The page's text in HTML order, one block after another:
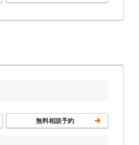
無料相談予約